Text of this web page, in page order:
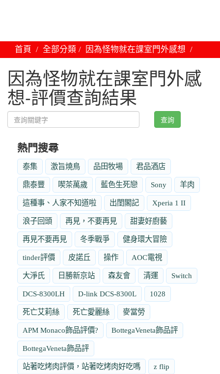
首頁 全部分類 因為怪物就在課室門外感想
因為怪物就在課室門外感
想-評價查詢結果
查詢
熱門搜尋
泰集 激旨燒鳥 品田牧場 君品酒店
鼎泰豐 喫茶萬歲 藍色生死戀 Sony 羊肉
這種事、人家不知道啦 出閨閣記 Xperia 1 II
浪子回頭 再見，不要再見 甜妻好廚藝
再見不要再見 冬季戰爭 健身環大冒險
tinder評價 皮諾丘 操作 AOC電視
大淨氏 日勝新京站 森友會 清運 Switch
DCS-8300LH D-link DCS-8300L 1028
死亡艾莉絲 死亡愛麗絲 麥當勞
APM Monaco飾品評價? BottegaVeneta飾品評
BottegaVeneta飾品評
站著吃烤肉評價，站著吃烤肉好吃嗎 z flip